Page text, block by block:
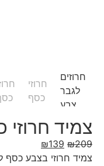
צמיד
₪209
₪139
צמיד חרוזי בצבע כסף